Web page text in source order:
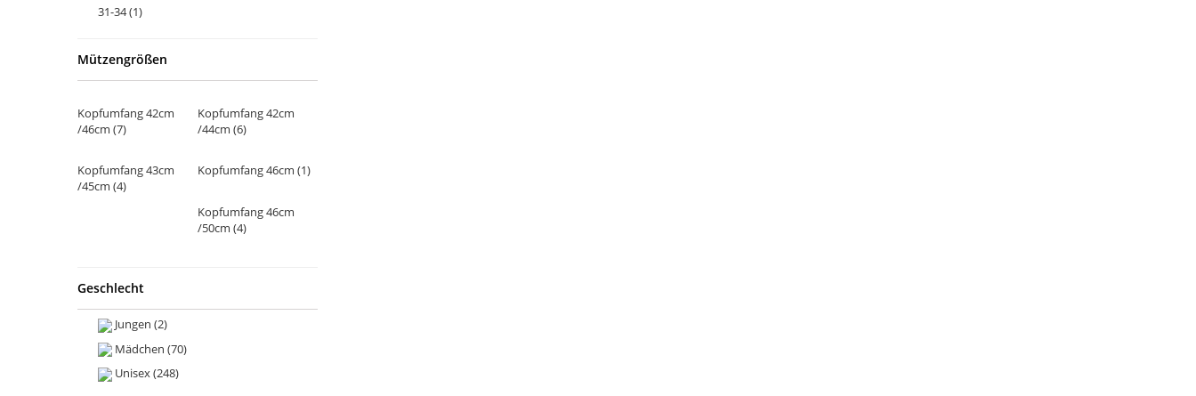
31-34(1)
Mützengrößen
Kopfumfang 42cm
/46cm (7)
Kopfumfang 42cm
/44cm (6)
Kopfumfang 43cm
/45cm (4)
Kopfumfang 46cm (1)
Kopfumfang 46cm
/50cm (4)
/48cm(12)
Kopfumfang 48cm
Kopfumfang 49cm
/51cm
Geschlecht
Jungen (2)
Mädchen (70)
Unisex(248)